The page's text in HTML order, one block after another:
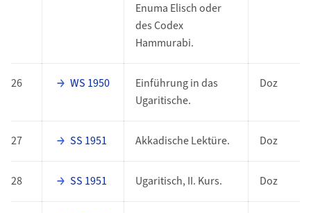
Enuma Elisch oder
des Codex
Hammurabi.
26 WS 1950
Einführung in das
Ugaritische.
Doz
27 SS 1951 Akkadische Lektüre. Doz
28 SS 1951 Ugaritisch, II. Kurs. Doz